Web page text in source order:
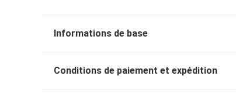
Informations de base
Conditions de paiement et expédition